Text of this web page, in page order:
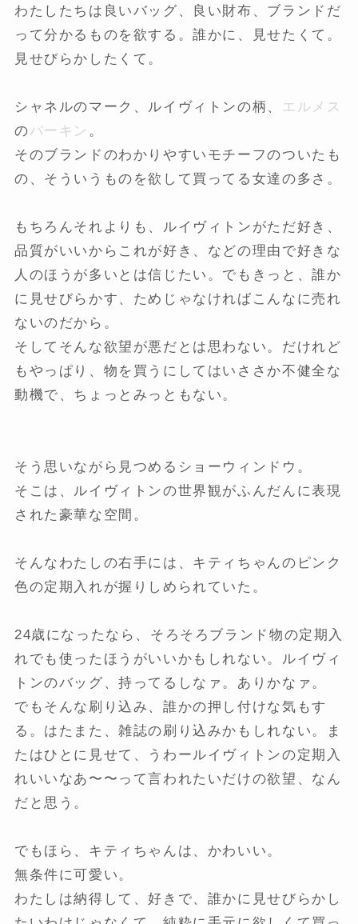
わたしたちは良いバッグ、良い財布、ブランドだ
って分かるものを欲する。誰かに、見せたくて。
見せびらかしたくて。
シャネルのマーク、ルイヴィトンの柄、
エルメス
のバーキン 。
そのブランドのわかりやすいモチーフのついたも
の、そういうものを欲して買ってる女達の多さ。
もちろんそれよりも、ルイヴィトンがただ好き、
品質がいいからこれが好き、などの理由で好きな
人のほうが多いとは信じたい。でもきっと、誰か
に見せびらかす、ためじゃなければこんなに売れ
ないのだから。
そしてそんな欲望が悪だとは思わない。だけれど
もやっぱり、物を買うにしてはいささか不健全な
動機で、ちょっとみっともない。
そう思いながら見つめるショーウィンドウ。
そこは、ルイヴィトンの世界観がふんだんに表現
された豪華な空間。
そんなわたしの右手には、キティちゃんのピンク
色の定期入れが握りしめられていた。
24歳になったなら、そろそろブランド物の定期入
れでも使ったほうがいいかもしれない。ルイヴィ
トンのバッグ、持ってるしなァ。ありかなァ。
でもそんな刷り込み、誰かの押し付けな気もす
る。はたまた、雑誌の刷り込みかもしれない。ま
たはひとに見せて、うわールイヴィトンの定期入
れいいなあ〜〜って言われたいだけの欲望、なん
だと思う。
でもほら、キティちゃんは、かわいい。
無条件に可愛い。
わたしは納得して、好きで、誰かに見せびらかし